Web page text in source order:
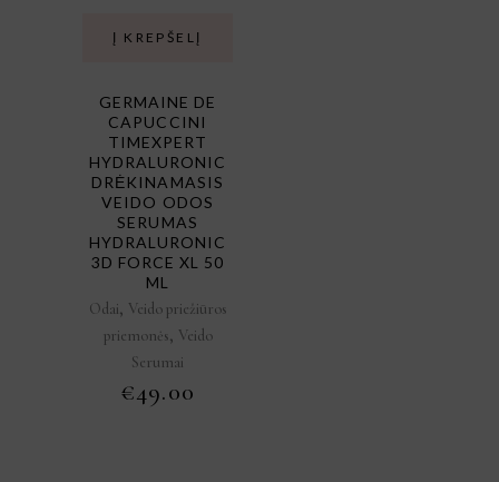
Į KREPŠELĮ
GERMAINE DE
CAPUCCINI
TIMEXPERT
HYDRALURONIC
DRĖKINAMASIS
VEIDO ODOS
SERUMAS
HYDRALURONIC
3D FORCE XL 50
ML
Odai, Veido priežiūros
priemonės, Veido
Serumai
€49.00